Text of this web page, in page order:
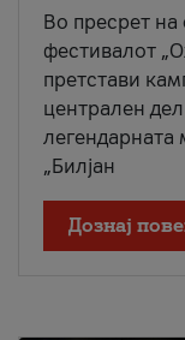
Во пресрет
фестивалот
претстави
централен
легендарната
„Билјан
Дознај